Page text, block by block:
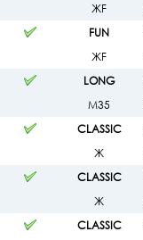
ЖF
FUN
ЖF
LONG
М35
CLASSIC
Ж
CLASSIC
Ж
CLASSIC